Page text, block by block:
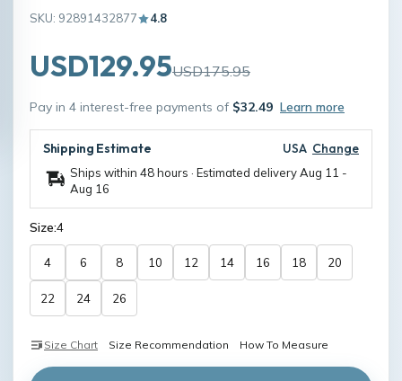
SKU: 92891432877 4.8
USD129.95USD175.95
Pay in 4 interest-free payments of $32.49 Learn more
Shipping Estimate USA Change
Ships within 48 hours · Estimated deliveryAug 11 -
Aug 16
Size:4
4 6 8 10 12 14 16 18 20
22 24 26
Size Chart Size Recommendation How To Measure